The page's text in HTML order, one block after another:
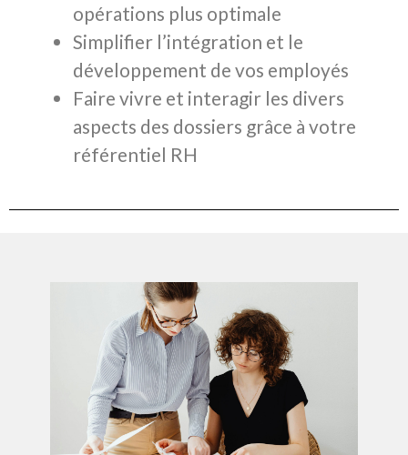
opérations plus optimale
Simplifier l’intégration et le
développement de vos employés
Faire vivre et interagir les divers
aspects des dossiers grâce à votre
référentiel RH